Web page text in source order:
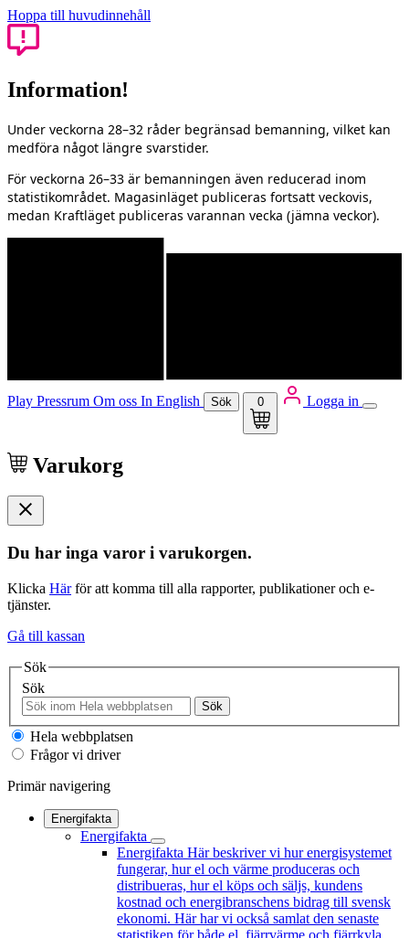
Hoppa till huvudinnehåll
Information!
Under veckorna 28–32 råder begränsad bemanning, vilket kan
medföra något längre svarstider.
För veckorna 26–33 är bemanningen även reducerad inom
statistikområdet. Magasinläget publiceras fortsatt veckovis,
medan Kraftläget publiceras varannan vecka (jämna veckor).
Play Pressrum Om oss In English Sök 0 Logga in
Varukorg
Du har inga varor i varukorgen.
Klicka Härför att komma till alla rapporter, publikationer och e-
tjänster.
Gå till kassan
Sök
Sök
Sök
Hela webbplatsen
Frågor vi driver
Primär navigering
Energifakta
Energifakta
Energifakta Här beskriver vi hur energisystemet
fungerar, hur el och värme produceras och
distribueras, hur el köps och säljs, kundens
kostnad och energibranschens bidrag till svensk
ekonomi. Här har vi också samlat den senaste